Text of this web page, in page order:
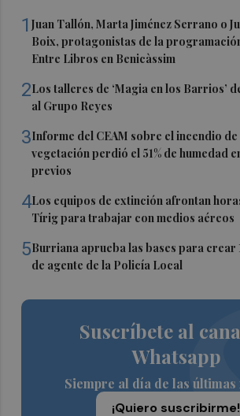
1Juan Tallón, Marta Jiménez Serrano o
Boix, protagonistas de la
Entre Libros en Benicàssim
2Los talleres de ‘Magia en los Barrios’
al Grupo Reyes
3Informe del CEAM sobre el incendio de
vegetación perdió el 51% de humedad
previos
4Los equipos de extinción afrontan
Tírig para trabajar con medios aéreos
5Burriana aprueba las bases para crear
de agente de la Policía Local
Suscríbete al
Whatsapp
Siempre al día de las
¡Quiero suscribirme!